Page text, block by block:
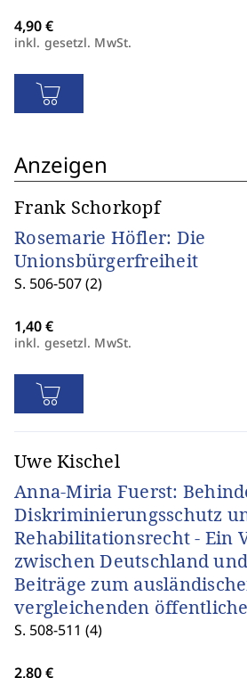
inkl. gesetzl. MwSt.
Anzeigen
Frank Schorkopf
Rosemarie Höfler: Die
Unionsbürgerfreiheit
S. 506-507 (2)
inkl. gesetzl. MwSt.
Uwe Kischel
Anna-Miria Fuerst:
Diskriminierungsschutz
Rehabilitationsrecht - Ein
zwischen Deutschland
Beiträge zum
vergleichenden
S. 508-511 (4)